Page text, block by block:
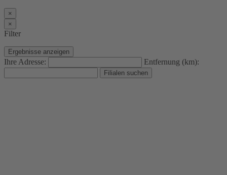
×
×
Filter
Ergebnisse anzeigen
Ihre Adresse: Entfernung (km):
Filialen suchen